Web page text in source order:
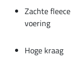
Zachte fleece
voering
Hoge kraag